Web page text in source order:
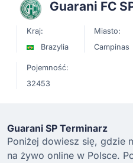
Guarani FC
Kraj:
Brazylia
Miasto:
Campinas
Pojemność:
32453
Guarani SP Terminarz
Poniżej dowiesz się, gdzie
na żywo online w Polsce.